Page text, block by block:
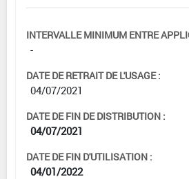
INTERVALLE MINIMUM ENTRE
-
DATE DE RETRAIT DE L'USAGE :
04/07/2021
DATE DE FIN DE DISTRIBUTION :
04/07/2021
DATE DE FIN D'UTILISATION :
04/01/2022